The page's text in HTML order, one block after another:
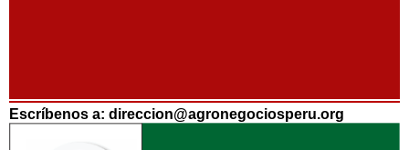
Escríbenos a: direccion@agronegociosperu.org